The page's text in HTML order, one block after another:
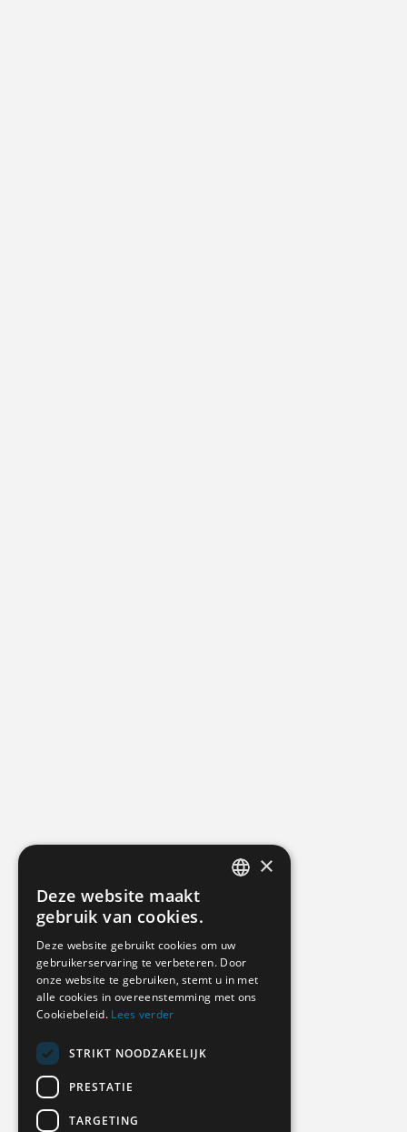
ENGLISH
×
Deze website maakt
gebruik van cookies.
Deze website gebruikt cookies om uw
gebruikerservaring te verbeteren. Door
onze website te gebruiken, stemt u in met
alle cookies in overeenstemming met ons
Cookiebeleid. Lees verder
STRIKT NOODZAKELIJK
PRESTATIE
TARGETING